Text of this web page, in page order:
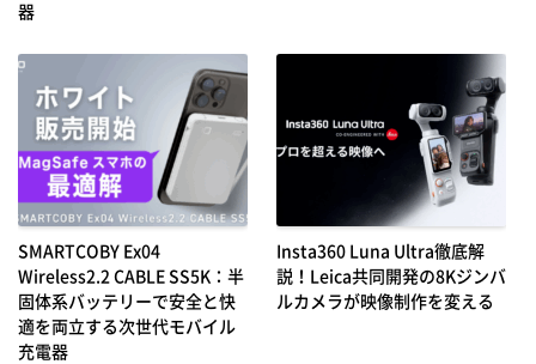
器
SMARTCOBY Ex04
Wireless2.2 CABLE SS5K：半
固体系バッテリーで安全と快
適を両立する次世代モバイル
充電器
Insta360 Luna Ultra徹底解
説！Leica共同開発の8Kジンバ
ルカメラが映像制作を変える